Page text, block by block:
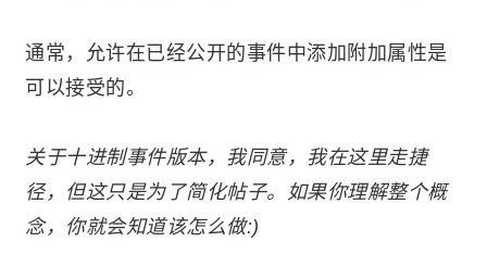
通常，允许在已经公开的事件中添加附加属性是
可以接受的。
关于十进制事件版本，我同意，我在这里走捷
径，但这只是为了简化帖子。如果你理解整个概
念，你就会知道该怎么做:)